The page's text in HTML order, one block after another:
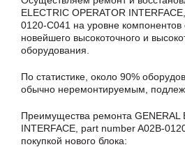
ELECTRIC OPERATOR
0120-C041 на уровне
новейшего высокоточного и
оборудования.
По статистике, около 90%
обычно неремонтируемым,
Преимущества ремонта GENERAL
INTERFACE, part number A02B-
покупкой нового блока: